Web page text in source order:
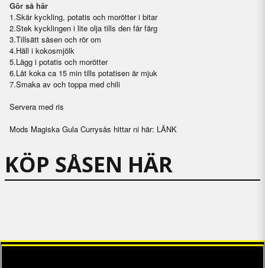
Gör så här
1.Skär kyckling, potatis och morötter i bitar
2.Stek kycklingen i lite olja tills den får färg
3.Tillsätt såsen och rör om
4.Häll i kokosmjölk
5.Lägg i potatis och morötter
6.Låt koka ca 15 min tills potatisen är mjuk
7.Smaka av och toppa med chili
Servera med ris
Mods Magiska Gula Currysås hittar ni här: LÄNK
KÖP SÅSEN HÄR